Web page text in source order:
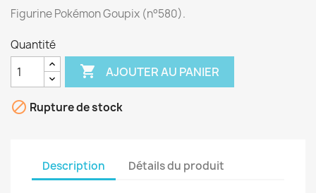
Figurine Pokémon Goupix (n°580).
Quantité
 AJOUTER AU PANIER
 Rupture de stock
Description Détails du produit